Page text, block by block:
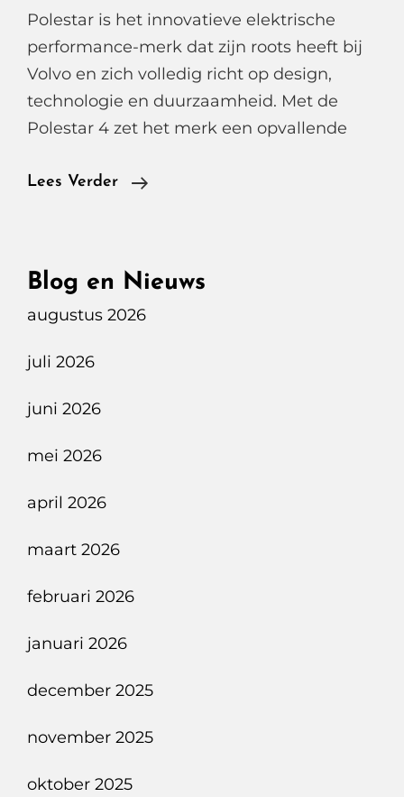
Polestar is het innovatieve elektrische
performance-merk dat zijn roots heeft bij
Volvo en zich volledig richt op design,
technologie en duurzaamheid. Met de
Polestar 4 zet het merk een opvallende
Lees Verder
Polestar
Elektrische
Blog en Nieuws
augustus 2026
juli 2026
juni 2026
mei 2026
april 2026
maart 2026
februari 2026
januari 2026
december 2025
november 2025
oktober 2025